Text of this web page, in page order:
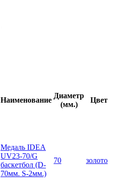
Наименование
Диаметр
(мм.)
Цвет
Медаль IDEA
UV23-70/G
баскетбол (D-
70мм. S-2мм.)
70 золото